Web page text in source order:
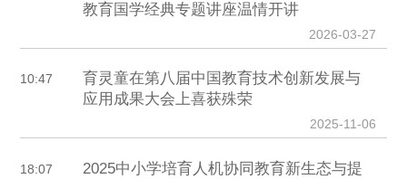
教育国学经典专题讲座温情开讲
2026-03-27
10:47
育灵童在第八届中国教育技术创新发展与
应用成果大会上喜获殊荣
2025-11-06
18:07
2025中小学培育人机协同教育新生态与提